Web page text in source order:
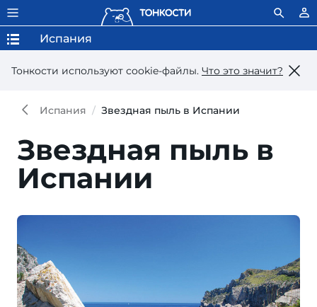
Тонкости используют сookie-файлы. Что это значит?
Испания
Испания Звездная пыль в Испании
Звездная пыль в
Испании